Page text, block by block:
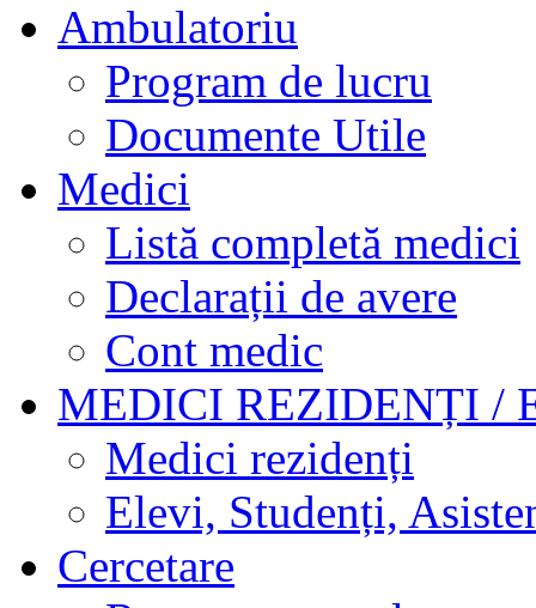
Ambulatoriu
Program de lucru
Documente Utile
Medici
Listă completă medici
Declarații de avere
Cont medic
MEDICI REZIDENȚI /
Medici rezidenți
Elevi, Studenți,
Cercetare